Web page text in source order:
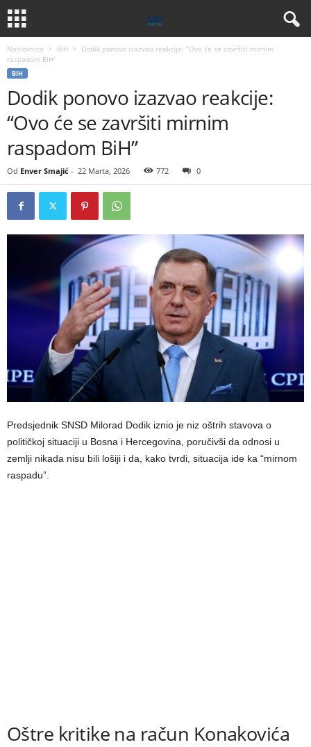
Naslovnica BIH
Dodik ponovo izazvao reakcije: “Ovo će se završiti mirnim
raspadom BiH”
BIH
Dodik ponovo izazvao reakcije:
“Ovo će se završiti mirnim
raspadom BiH”
Od Enver Smajić - 22 Marta, 2026 772 0
Predsjednik SNSD Milorad Dodik iznio je niz oštrih stavova o
političkoj situaciji u Bosna i Hercegovina, poručivši da odnosi u
zemlji nikada nisu bili lošiji i da, kako tvrdi, situacija ide ka “mirnom
raspadu”.
Oštre kritike na račun Konakovića